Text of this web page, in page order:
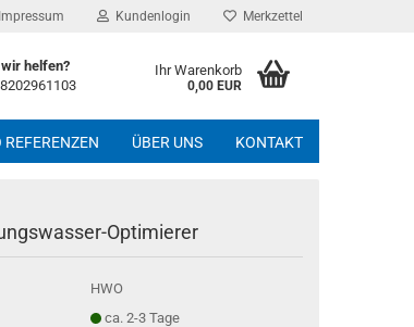
Kundenlogin Merkzettel
helfen?
Ihr Warenkorb
0,00 EUR
REFERENZEN ÜBER UNS KONTAKT
Optimierer
HWO
ca. 2-3 Tage